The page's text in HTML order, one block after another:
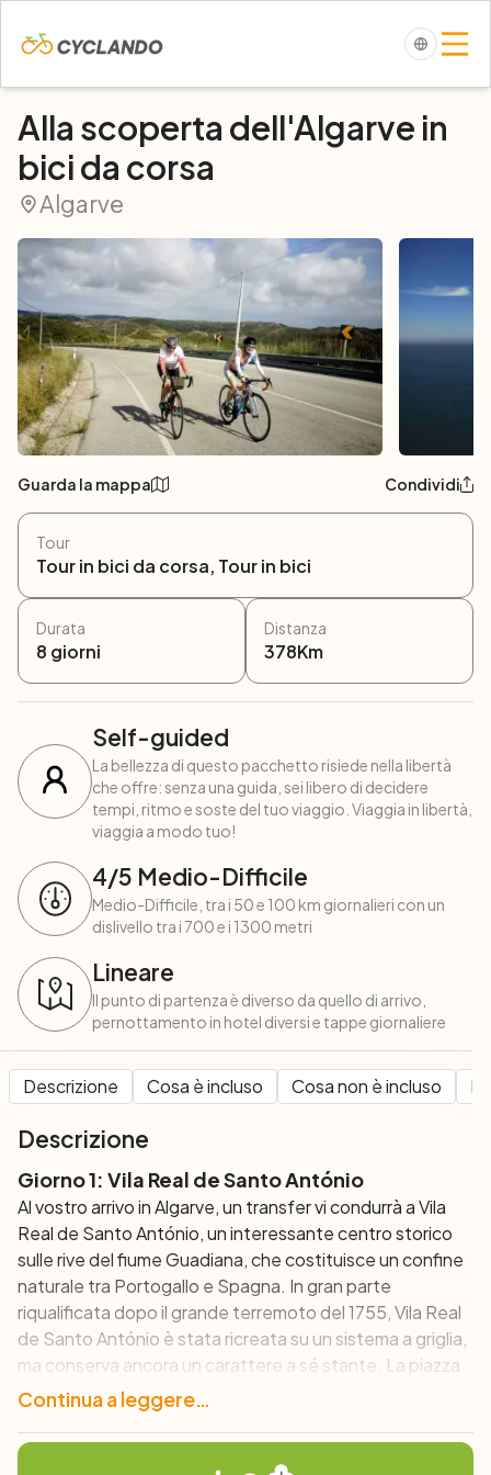
Alla scoperta dell'Algarve in
bici da corsa
Algarve
Guarda la mappa Condividi
Tour
Tour in bici da corsa, Tour in bici
Durata
8 giorni
Distanza
378Km
Self-guided
La bellezza di questo pacchetto risiede nella libertà
che offre: senza una guida, sei libero di decidere
tempi, ritmo e soste del tuo viaggio. Viaggia in libertà,
viaggia a modo tuo!
4/5 Medio-Difficile
Medio-Difficile, tra i 50 e 100 km giornalieri con un
dislivello tra i 700 e i 1300 metri
Lineare
Il punto di partenza è diverso da quello di arrivo,
pernottamento in hotel diversi e tappe giornaliere
Descrizione Cosa è incluso Cosa non è incluso
Descrizione
Giorno 1: Vila Real de Santo António
Al vostro arrivo in Algarve, un transfer vi condurrà a Vila
Real de Santo António, un interessante centro storico
sulle rive del fiume Guadiana, che costituisce un confine
naturale tra Portogallo e Spagna. In gran parte
riqualificata dopo il grande terremoto del 1755, Vila Real
de Santo António è stata ricreata su un sistema a griglia,
ma conserva ancora un carattere a sé stante. La piazza
centrale, con la sua atmosfera rilassante, gli aranci e i
caffè, è il luogo ideale dove trascorrere la prima serata:
godetevi l’atmosfera locale assaporando cibo e vino
fresco locale prima di partire per il vostro viaggio
Continua a leggere…